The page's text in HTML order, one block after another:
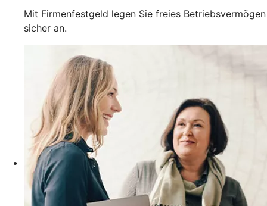
Mit Firmenfestgeld legen Sie freies Betriebsvermögen
sicher an.